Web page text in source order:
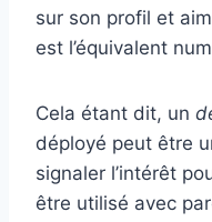
sur son profil et
est l’équivalent
Cela étant dit, un
déployé peut être
signaler l’intérêt
être utilisé avec